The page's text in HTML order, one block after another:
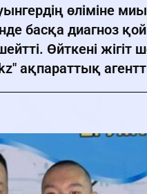
өліміне
басқа диагноз
Өйткені жігіт
ақпараттық